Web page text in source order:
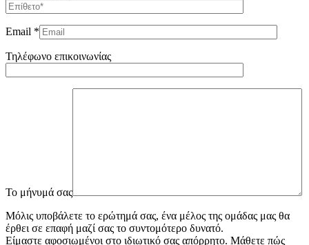
Email *
Τηλέφωνο επικοινωνίας
To μήνυμά σας
Μόλις υποβάλετε το ερώτημά σας, ένα μέλος της ομάδας μας θα
έρθει σε επαφή μαζί σας το συντομότερο δυνατό.
Είμαστε αφοσιωμένοι στο ιδιωτικό σας απόρρητο. Μάθετε πώς